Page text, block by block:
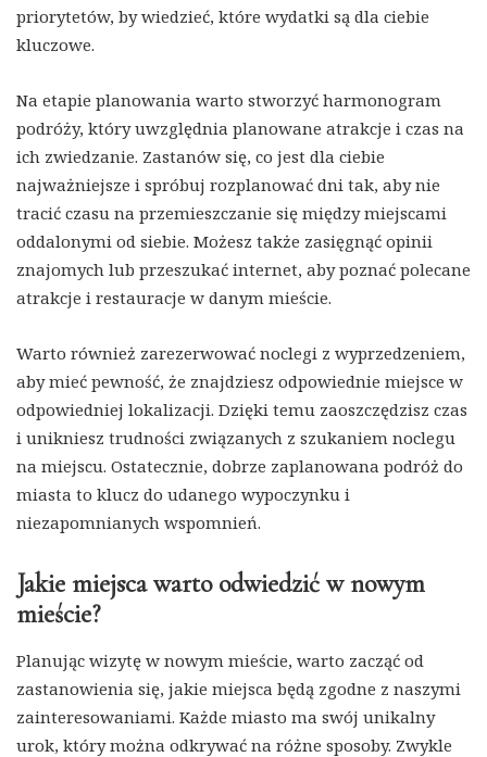
priorytetów, by wiedzieć, które wydatki są dla ciebie
kluczowe.
Na etapie planowania warto stworzyć harmonogram
podróży, który uwzględnia planowane atrakcje i czas na
ich zwiedzanie. Zastanów się, co jest dla ciebie
najważniejsze i spróbuj rozplanować dni tak, aby nie
tracić czasu na przemieszczanie się między miejscami
oddalonymi od siebie. Możesz także zasięgnąć opinii
znajomych lub przeszukać internet, aby poznać polecane
atrakcje i restauracje w danym mieście.
Warto również zarezerwować noclegi z wyprzedzeniem,
aby mieć pewność, że znajdziesz odpowiednie miejsce w
odpowiedniej lokalizacji. Dzięki temu zaoszczędzisz czas
i unikniesz trudności związanych z szukaniem noclegu
na miejscu. Ostatecznie, dobrze zaplanowana podróż do
miasta to klucz do udanego wypoczynku i
niezapomnianych wspomnień.
Jakie miejsca warto odwiedzić w nowym
mieście?
Planując wizytę w nowym mieście, warto zacząć od
zastanowienia się, jakie miejsca będą zgodne z naszymi
zainteresowaniami. Każde miasto ma swój unikalny
urok, który można odkrywać na różne sposoby. Zwykle